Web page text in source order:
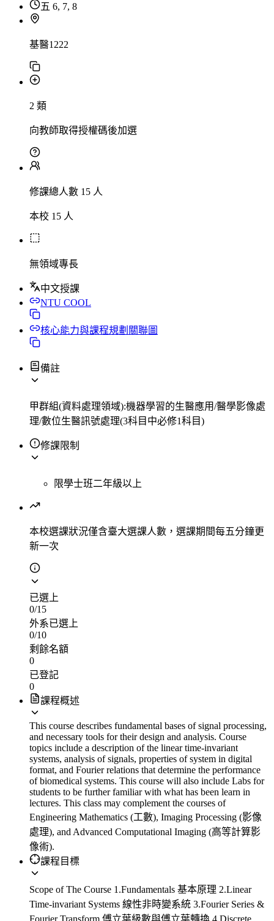
五 6, 7, 8
基醫1222
2 類
向教師取得授權碼後加選
修課總人數 15 人
本校 15 人
無領域專長
中文授課
NTU COOL
核心能力與課程規劃關聯圖
備註
甲群組(資料處理領域):機器學習的生醫應用/醫學影像處
理/數位生醫訊號處理(3科目中必修1科目)
修課限制
限學士班二年級以上
本校選課狀況僅含臺大選課人數，選課期間每五分鐘更
新一次
已選上
0/15
外系已選上
0/10
剩餘名額
0
已登記
0
課程概述
This course describes fundamental bases of signal processing,
and necessary tools for their design and analysis. Course
topics include a description of the linear time-invariant
systems, analysis of signals, properties of system in digital
format, and Fourier relations that determine the performance
of biomedical systems. This course will also include Labs for
students to be further familiar with what has been learn in
lectures. This class may complement the courses of
Engineering Mathematics (工數), Imaging Processing (影像
處理), and Advanced Computational Imaging (高等計算影
像術).
課程目標
Scope of The Course 1.Fundamentals 基本原理 2.Linear
Time-invariant Systems 線性非時變系統 3.Fourier Series &
Fourier Transform 傅立葉級數與傅立葉轉換 4.Discrete